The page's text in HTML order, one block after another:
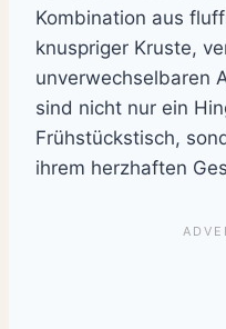
Kombination aus
knuspriger Kruste,
unverwechselbaren
sind nicht nur ein
Frühstückstisch,
ihrem herzhaften